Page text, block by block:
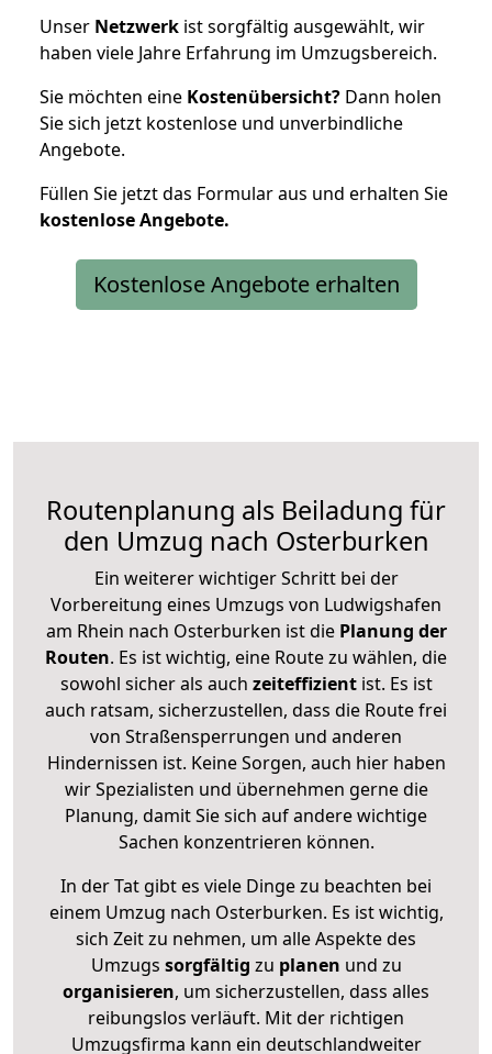
Unser Netzwerk ist sorgfältig ausgewählt, wir
haben viele Jahre Erfahrung im Umzugsbereich.
Sie möchten eine Kostenübersicht? Dann holen
Sie sich jetzt kostenlose und unverbindliche
Angebote.
Füllen Sie jetzt das Formular aus und erhalten Sie
kostenloseAngebote.
Kostenlose Angebote erhalten
Routenplanung als Beiladung für
den Umzug nach Osterburken
Ein weiterer wichtiger Schritt bei der
Vorbereitung eines Umzugs von Ludwigshafen
am Rhein nach Osterburken ist diePlanung der
Routen. Es ist wichtig, eine Route zu wählen, die
sowohl sicher als auch zeiteffizientist. Es ist
auch ratsam, sicherzustellen, dass die Route frei
von Straßensperrungen und anderen
Hindernissen ist. Keine Sorgen, auch hier haben
wir Spezialisten und übernehmen gerne die
Planung, damit Sie sich auf andere wichtige
Sachen konzentrieren können.
In der Tat gibt es viele Dinge zu beachten bei
einem Umzug nach Osterburken. Es ist wichtig,
sich Zeit zu nehmen, um alle Aspekte des
Umzugs sorgfältig zu planen und zu
organisieren, um sicherzustellen, dass alles
reibungslos verläuft. Mit der richtigen
Umzugsfirma kann ein deutschlandweiter